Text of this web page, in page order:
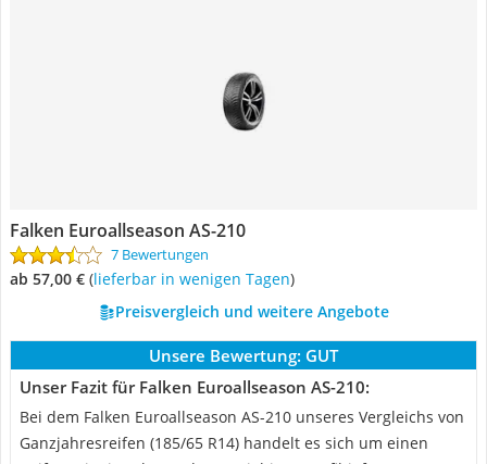
Falken Euroallseason AS-210
7 Bewertungen
ab 57,00 € ( Lieferbar in wenigen Tagen)
Preisvergleich und weitere Angebote
Unsere Bewertung: GUT
Unser Fazit für Falken Euroallseason AS-210:
Bei dem Falken Euroallseason AS-210 unseres Vergleichs von
Ganzjahresreifen (185/65 R14) handelt es sich um einen